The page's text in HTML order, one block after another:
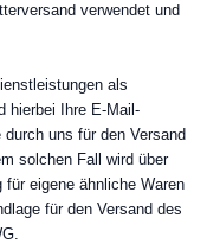
verwendet und
als
hierbei Ihre E-Mail-
uns für den Versand
solchen Fall wird über
eigene ähnliche Waren
für den Versand des